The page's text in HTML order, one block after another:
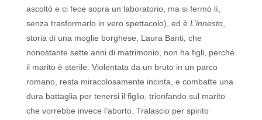
ascoltò e ci fece sopra un laboratorio, ma si fermò lì,
senza trasformarlo in vero spettacolo), ed è L’innesto,
storia di una moglie borghese, Laura Banti, che
nonostante sette anni di matrimonio, non ha figli, perché
il marito è sterile. Violentata da un bruto in un parco
romano, resta miracolosamente incinta, e combatte una
dura battaglia per tenersi il figlio, trionfando sul marito
che vorrebbe invece l’aborto. Tralascio per spirito